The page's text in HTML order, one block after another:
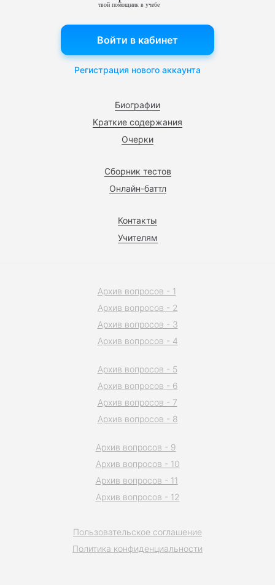
твой помощник в учебе
Биографии
Краткие содержания
Очерки
Сборник тестов
Онлайн-баттл
Контакты
Учителям
Войти в кабинет
Регистрация нового аккаунта
Пользовательское соглашение
Политика конфиденциальности
Архив вопросов - 1
Архив вопросов - 2
Архив вопросов - 3
Архив вопросов - 4
Архив вопросов - 5
Архив вопросов - 6
Архив вопросов - 7
Архив вопросов - 8
Архив вопросов - 9
Архив вопросов - 10
Архив вопросов - 11
Архив вопросов - 12